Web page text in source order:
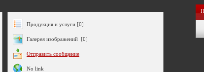
Продукция и услуги [0]
Галерея изображений [0]
Отправить сообщение
No link